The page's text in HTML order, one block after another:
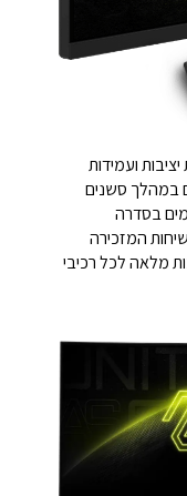
ועמידות
במהלך סשנים
בסדרה
המזכירה
מלאה לכל רכיבי